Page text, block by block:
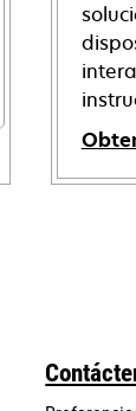
opens